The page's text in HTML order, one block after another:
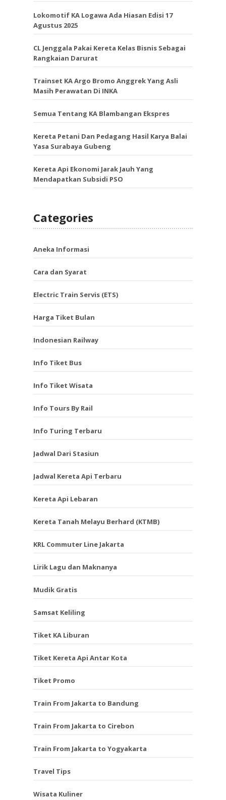
Lokomotif KA Logawa Ada Hiasan Edisi 17
Agustus 2025
CL Jenggala Pakai Kereta Kelas Bisnis Sebagai
Rangkaian Darurat
Trainset KA Argo Bromo Anggrek Yang Asli
Masih Perawatan Di INKA
Semua Tentang KA Blambangan Ekspres
Kereta Petani Dan Pedagang Hasil Karya Balai
Yasa Surabaya Gubeng
Kereta Api Ekonomi Jarak Jauh Yang
Mendapatkan Subsidi PSO
Categories
Aneka Informasi
Cara dan Syarat
Electric Train Servis (ETS)
Harga Tiket Bulan
Indonesian Railway
Info Tiket Bus
Info Tiket Wisata
Info Tours By Rail
Info Turing Terbaru
Jadwal Dari Stasiun
Jadwal Kereta Api Terbaru
Kereta Api Lebaran
Kereta Tanah Melayu Berhard (KTMB)
KRL Commuter Line Jakarta
Lirik Lagu dan Maknanya
Mudik Gratis
Samsat Keliling
Tiket KA Liburan
Tiket Kereta Api Antar Kota
Tiket Promo
Train From Jakarta to Bandung
Train From Jakarta to Cirebon
Train From Jakarta to Yogyakarta
Travel Tips
Wisata Kuliner